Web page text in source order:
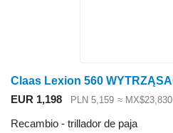
EUR 1,198 PLN 5,159 ≈ MX$23,830
Recambio - trillador de paja